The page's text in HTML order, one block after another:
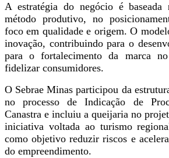
A estratégia do negócio é baseada
método produtivo, no
foco em qualidade e origem. O
inovação, contribuindo para o
para o fortalecimento da marca
fidelizar consumidores.
O Sebrae Minas participou da
no processo de Indicação de
Canastra e incluiu a queijaria no
iniciativa voltada ao turismo
como objetivo reduzir riscos e
do empreendimento.